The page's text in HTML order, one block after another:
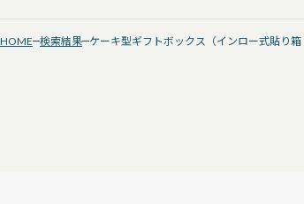
HOME 検索結果 ケーキ型ギフトボックス（インロー式貼り